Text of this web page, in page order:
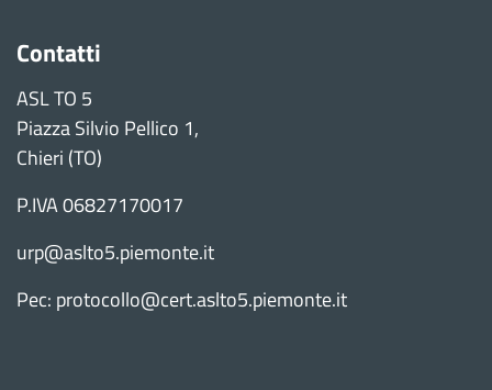
Contatti
ASL TO 5
Piazza Silvio Pellico 1,
Chieri (TO)
P.IVA 06827170017
urp@aslto5.piemonte.it
Pec: protocollo@cert.aslto5.piemonte.it